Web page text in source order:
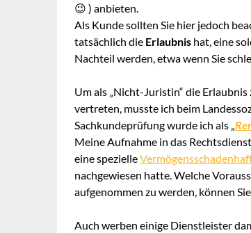
😉 ) anbieten.
Als Kunde sollten Sie hier jedoch
tatsächlich die Erlaubnis hat, eine
Nachteil werden, etwa wenn Sie
Um als „Nicht-Juristin“ die
vertreten, musste ich beim
Sachkundeprüfung wurde ich als „
Meine Aufnahme in das
eine spezielle
nachgewiesen hatte. Welche
aufgenommen zu werden, können
Auch werben einige Dienstleister